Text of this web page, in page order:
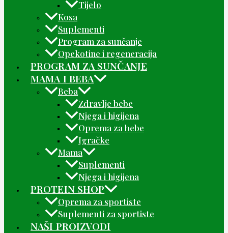
Tijelo
Kosa
Suplementi
Program za sunčanje
Opekotine i regeneracija
PROGRAM ZA SUNČANJE
MAMA I BEBA
Beba
Zdravlje bebe
Njega i higijena
Oprema za bebe
Igračke
Mama
Suplementi
Njega i higijena
PROTEIN SHOP
Oprema za sportiste
Suplementi za sportiste
NAŠI PROIZVODI